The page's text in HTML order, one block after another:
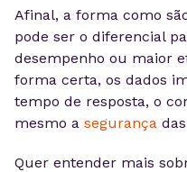
Afinal, a forma como
pode ser o diferencial
desempenho ou maior
forma certa, os dados
tempo de resposta, o
mesmo a segurança
Quer entender mais